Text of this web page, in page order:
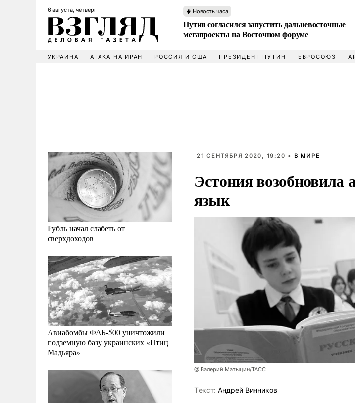
6 августа, четверг Новость часа
Путин согласился запустить дальневосточные
мегапроекты на Восточном форуме
УКРАИНА АТАКА НА ИРАН РОССИЯ И США ПРЕЗИДЕНТ ПУТИН ЕВРОСОЮЗ
Рубль начал слабеть от
сверхдоходов
Авиабомбы ФАБ-500 уничтожили
подземную базу украинских «Птиц
Мадьяра»
21 СЕНТЯБРЯ 2020, 19:20 • В МИРЕ
Эстония возобновила
язык
@ Валерий Матыцин/ТАСС
Tекст: Андрей Винников